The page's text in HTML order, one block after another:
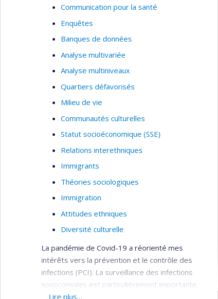
Communication pour la santé
Enquêtes
Banques de données
Analyse multivariée
Analyse multiniveaux
Quartiers défavorisés
Milieu de vie
Communautés culturelles
Statut socioéconomique (SSE)
Relations interethniques
Immigrants
Théories sociologiques
Immigration
Attitudes ethniques
Diversité culturelle
La pandémie de Covid-19 a réorienté mes
intérêts vers la prévention et le contrôle des
infections (PCI). La surveillance des infections
nosocomiales est particulièrement importante
considérant que les patients hospitalisés sont
Lire plus…